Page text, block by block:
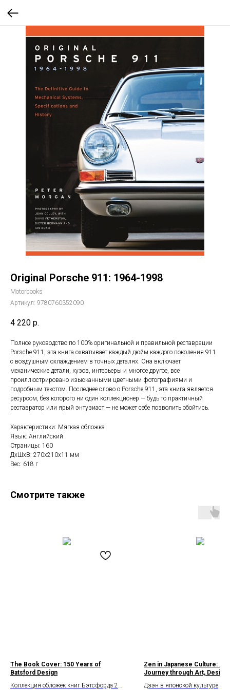
Original Porsche 911: 1964-1998
Motorbooks
Артикул: 9780760352090
4 220 р.
Полное руководство по 100% оригинальной и правильной реставрации
Porsche 911, эта книга охватывает каждый дюйм каждого поколения 911
с воздушным охлаждением в точных деталях. Она включает
механические детали, кузов, интерьеры и многое другое, все
проиллюстрировано изысканными цветными фотографиями и
подробным текстом. Последнее слово о Porsche 911, эта книга является
ресурсом, без которого ни один коллекционер — будь то практичный
реставратор или ярый энтузиаст — не может себе позволить обойтись.
Характеристики: Мягкая обложка
Язык: Английский
Страницы: 160
ДxШxВ: 270x210x11 мм
Вес: 618 г
Смотрите также
The Book Cover: 150 Years of
Batsford Design
Коллекция обложек книг Бэтсфорда 20
Zen in Japanese Culture: A
Journey through Art, Design,
Дзэн в японской культуре